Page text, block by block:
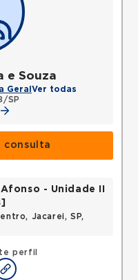
e Souza
Geral Ver todas
SP
consulta
perfil
- Unidade II
Jacarei, SP,